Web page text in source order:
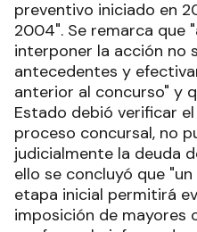
preventivo iniciado en
2004". Se remarca que
interponer la acción no
antecedentes y
anterior al concurso" y
Estado debió verificar
proceso concursal, no
judicialmente la deuda
ello se concluyó que
etapa inicial permitirá
imposición de mayores